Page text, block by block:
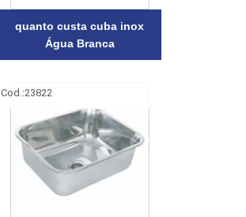
quanto custa cuba inox
Água Branca
Cod.:23822